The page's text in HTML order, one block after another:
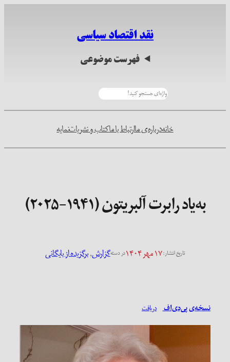
نقد اقتصاد سیاسی
فهرست موضوعی
خانهدرباره‌ی ماارتباط با ماکتاب و نشریاتنمایه
به‌یاد رابرت آلبریتون (۱۹۴۱-۲۰۲۵)
تاریخ انتشار:۱۷ مهر ۱۴۰۴ در دستهگزارش, برگزیده از بایگانی
نسخه‌ی پی‌دی‌اف دریافت